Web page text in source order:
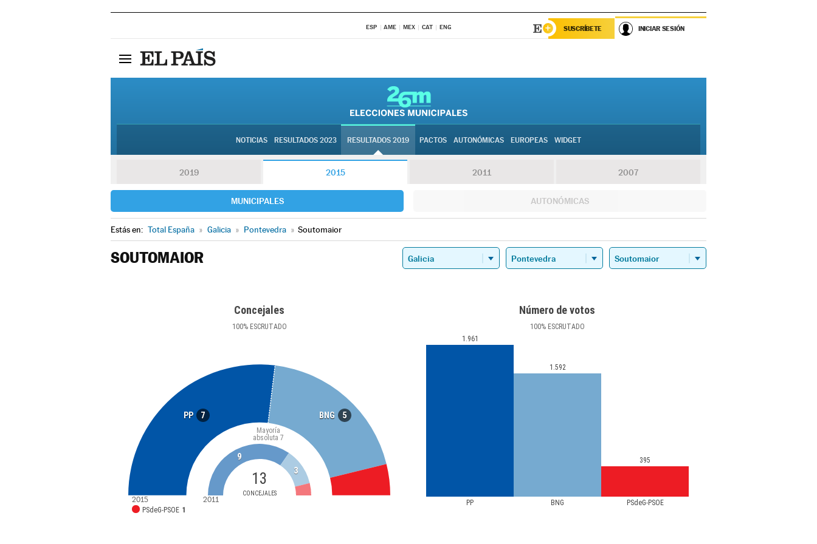
ESP AME MEX CAT ENG SUSCRÍBETE INICIAR SESIÓN
NOTICIAS RESULTADOS 2023 RESULTADOS 2019 PACTOS AUTONÓMICAS EUROPEAS WIDGET
2019 2015 2011 2007
MUNICIPALES AUTONÓMICAS
Estás en: Total España » Galicia » Pontevedra » Soutomaior
SOUTOMAIOR
Concejales
100%ESCRUTADO
PP 7 BNG 5
13
CONCEJALES
Mayoría
absoluta 7
PSdeG-PSOE 1
9
3
2015 2011
Número de votos
100%ESCRUTADO
PP BNG PSdeG-PSOE
1.961
1.592
395